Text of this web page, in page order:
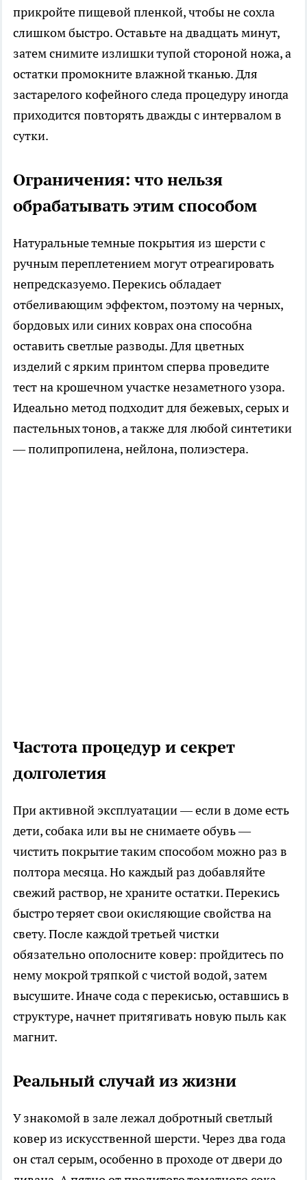
прикройте пищевой пленкой, чтобы не сохла
слишком быстро. Оставьте на двадцать минут,
затем снимите излишки тупой стороной ножа, а
остатки промокните влажной тканью. Для
застарелого кофейного следа процедуру иногда
приходится повторять дважды с интервалом в
сутки.
Ограничения: что нельзя
обрабатывать этим способом
Натуральные темные покрытия из шерсти с
ручным переплетением могут отреагировать
непредсказуемо. Перекись обладает
отбеливающим эффектом, поэтому на черных,
бордовых или синих коврах она способна
оставить светлые разводы. Для цветных
изделий с ярким принтом сперва проведите
тест на крошечном участке незаметного узора.
Идеально метод подходит для бежевых, серых и
пастельных тонов, а также для любой синтетики
— полипропилена, нейлона, полиэстера.
Частота процедур и секрет
долголетия
При активной эксплуатации — если в доме есть
дети, собака или вы не снимаете обувь —
чистить покрытие таким способом можно раз в
полтора месяца. Но каждый раз добавляйте
свежий раствор, не храните остатки. Перекись
быстро теряет свои окисляющие свойства на
свету. После каждой третьей чистки
обязательно ополосните ковер: пройдитесь по
нему мокрой тряпкой с чистой водой, затем
высушите. Иначе сода с перекисью, оставшись в
структуре, начнет притягивать новую пыль как
магнит.
Реальный случай из жизни
У знакомой в зале лежал добротный светлый
ковер из искусственной шерсти. Через два года
он стал серым, особенно в проходе от двери до